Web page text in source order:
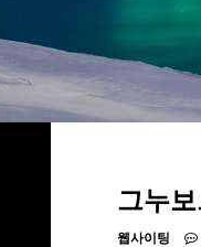
그누
웹사이팅